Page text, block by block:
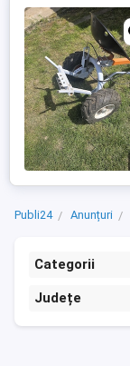
Publi24 Anunțuri
Categorii
Județe